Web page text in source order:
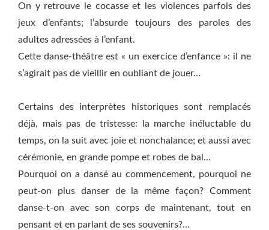
On y retrouve le cocasse et les violences parfois des
jeux d’enfants; l’absurde toujours des paroles des
adultes adressées à l’enfant.
Cette danse-théâtre est « un exercice d’enfance »: il ne
s’agirait pas de vieillir en oubliant de jouer…
Certains des interprètes historiques sont remplacés
déjà, mais pas de tristesse: la marche inéluctable du
temps, on la suit avec joie et nonchalance; et aussi avec
cérémonie, en grande pompe et robes de bal…
Pourquoi on a dansé au commencement, pourquoi ne
peut-on plus danser de la même façon? Comment
danse-t-on avec son corps de maintenant, tout en
pensant et en parlant de ses souvenirs?…